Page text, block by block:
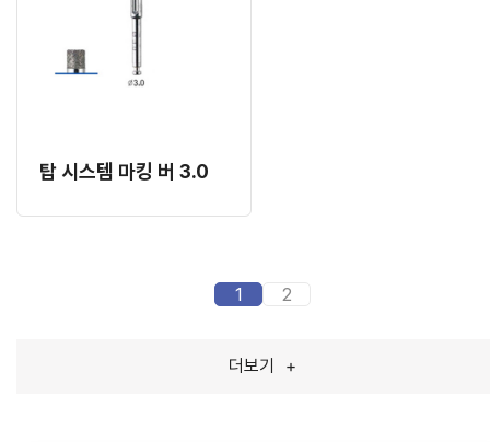
탑 시스템 마킹 버 3.0
1 2
더보기 +